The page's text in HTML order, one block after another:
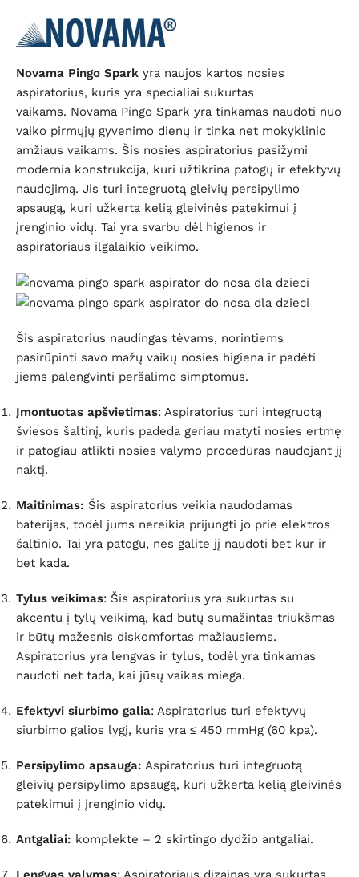
Novama Pingo Spark yra naujos kartos nosies
aspiratorius, kuris yra specialiai sukurtas
vaikams. Novama Pingo Spark yra tinkamas naudoti nuo
vaiko pirmųjų gyvenimo dienų ir tinka net mokyklinio
amžiaus vaikams. Šis nosies aspiratorius pasižymi
modernia konstrukcija, kuri užtikrina patogų ir efektyvų
naudojimą. Jis turi integruotą gleivių persipylimo
apsaugą, kuri užkerta kelią gleivinės patekimui į
įrenginio vidų. Tai yra svarbu dėl higienos ir
aspiratoriaus ilgalaikio veikimo.
Šis aspiratorius naudingas tėvams, norintiems
pasirūpinti savo mažų vaikų nosies higiena ir padėti
jiems palengvinti peršalimo simptomus.
Įmontuotas apšvietimas: Aspiratorius turi integruotą
šviesos šaltinį, kuris padeda geriau matyti nosies ertmę
ir patogiau atlikti nosies valymo procedūras naudojant jį
naktį.
Maitinimas: Šis aspiratorius veikia naudodamas
baterijas, todėl jums nereikia prijungti jo prie elektros
šaltinio. Tai yra patogu, nes galite jį naudoti bet kur ir
bet kada.
Tylus veikimas: Šis aspiratorius yra sukurtas su
akcentu į tylų veikimą, kad būtų sumažintas triukšmas
ir būtų mažesnis diskomfortas mažiausiems.
Aspiratorius yra lengvas ir tylus, todėl yra tinkamas
naudoti net tada, kai jūsų vaikas miega.
Efektyvi siurbimo galia: Aspiratorius turi efektyvų
siurbimo galios lygį, kuris yra ≤ 450 mmHg (60 kpa).
Persipylimo apsauga: Aspiratorius turi integruotą
gleivių persipylimo apsaugą, kuri užkerta kelią gleivinės
patekimui į įrenginio vidų.
Antgaliai: komplekte – 2 skirtingo dydžio antgaliai.